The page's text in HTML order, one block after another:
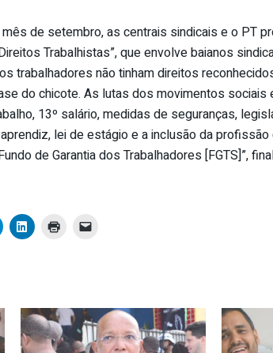
de setembro, as centrais sindicais e o PT
Trabalhistas”, que envolve baianos
trabalhadores não tinham direitos
do chicote. As lutas dos movimentos sociais
13º salário, medidas de seguranças,
lei de estágio e a inclusão da
de Garantia dos Trabalhadores [FGTS]”,